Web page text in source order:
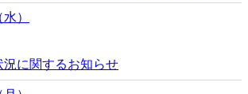
）
況に関するお知らせ